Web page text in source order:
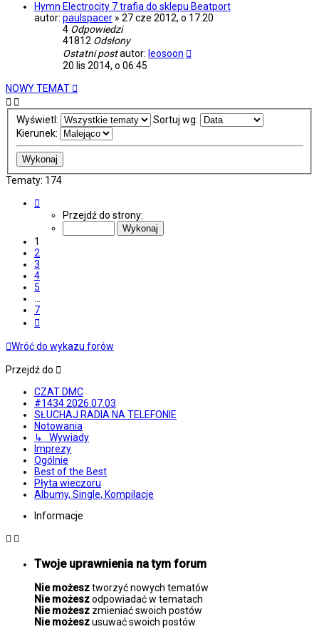
Hymn Electrocity 7 trafia do sklepu Beatport
autor: paulspacer » 27 cze 2012, o 17:20
4 Odpowiedzi
41812 Odsłony
Ostatni postautor: leosoon
20 lis 2014, o 06:45
NOWY TEMAT
Wyświetl:
Sortuj wg:
Kierunek:
Tematy: 174
Przejdź do strony:
1
2
3
4
5
7
Wróć do wykazu forów
Przejdź do
CZAT DMC
#1434 2026.07.03
SŁUCHAJ RADIA NA TELEFONIE
Notowania
↳ Wywiady
Imprezy
Ogólnie
Best of the Best
Płyta wieczoru
Albumy, Single, Kompilacje
Informacje
Twoje uprawnienia na tym forum
Nie możesztworzyć nowych tematów
Nie możeszodpowiadać w tematach
Nie możesz zmieniać swoich postów
Nie możeszusuwać swoich postów